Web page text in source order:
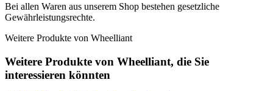
Bei allen Waren aus unserem Shop bestehen gesetzliche
Gewährleistungsrechte.
Weitere Produkte von Wheelliant
Weitere Produkte von Wheelliant, die Sie
interessieren könnten